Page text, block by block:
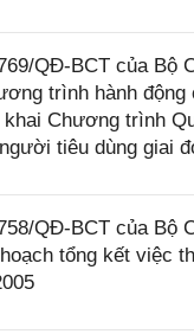
QĐ-BCT của Bộ
trình hành động
Chương trình
tiêu dùng giai
QĐ-BCT của Bộ
tổng kết việc